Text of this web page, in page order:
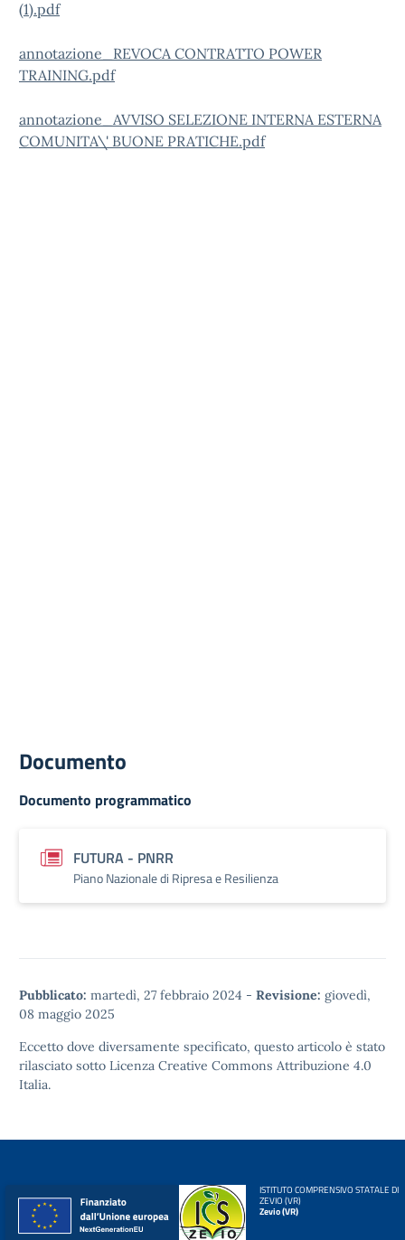
(1).pdf
annotazione_REVOCA CONTRATTO POWER
TRAINING.pdf
annotazione_AVVISO SELEZIONE INTERNA ESTERNA
COMUNITA\' BUONE PRATICHE.pdf
Documento
Documento programmatico
FUTURA - PNRR
Piano Nazionale di Ripresa e Resilienza
Pubblicato: martedì, 27 febbraio 2024 - Revisione: giovedì,
08 maggio 2025
Eccetto dove diversamente specificato, questo articolo è stato
rilasciato sotto Licenza Creative Commons Attribuzione 4.0
Italia.
ISTITUTO COMPRENSIVO STATALE DI
ZEVIO (VR)
Zevio (VR)